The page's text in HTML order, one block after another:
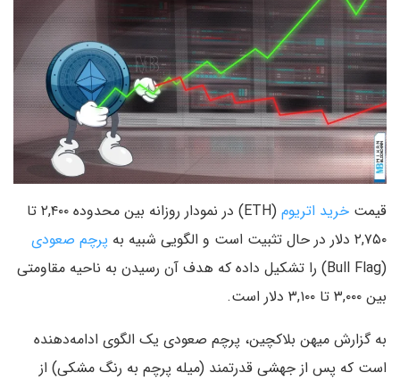
قیمت خرید اتریوم
(ETH) در نمودار روزانه بین محدوده ۲,۴۰۰ تا
۲,۷۵۰ دلار در حال تثبیت است و الگویی شبیه به
پرچم صعودی
(Bull Flag) را تشکیل داده که هدف آن رسیدن به ناحیه مقاومتی
بین ۳,۰۰۰ تا ۳,۱۰۰ دلار است.
به گزارش میهن بلاکچین، پرچم صعودی یک الگوی ادامه‌دهنده
است که پس از جهشی قدرتمند (میله پرچم به رنگ مشکی) از